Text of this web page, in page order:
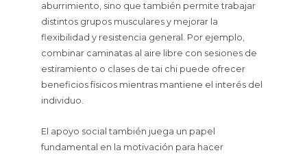
aburrimiento, sino que también permite trabajar
distintos grupos musculares y mejorar la
flexibilidad y resistencia general. Por ejemplo,
combinar caminatas al aire libre con sesiones de
estiramiento o clases de tai chi puede ofrecer
beneficios físicos mientras mantiene el interés del
individuo.
El apoyo social también juega un papel
fundamental en la motivación para hacer